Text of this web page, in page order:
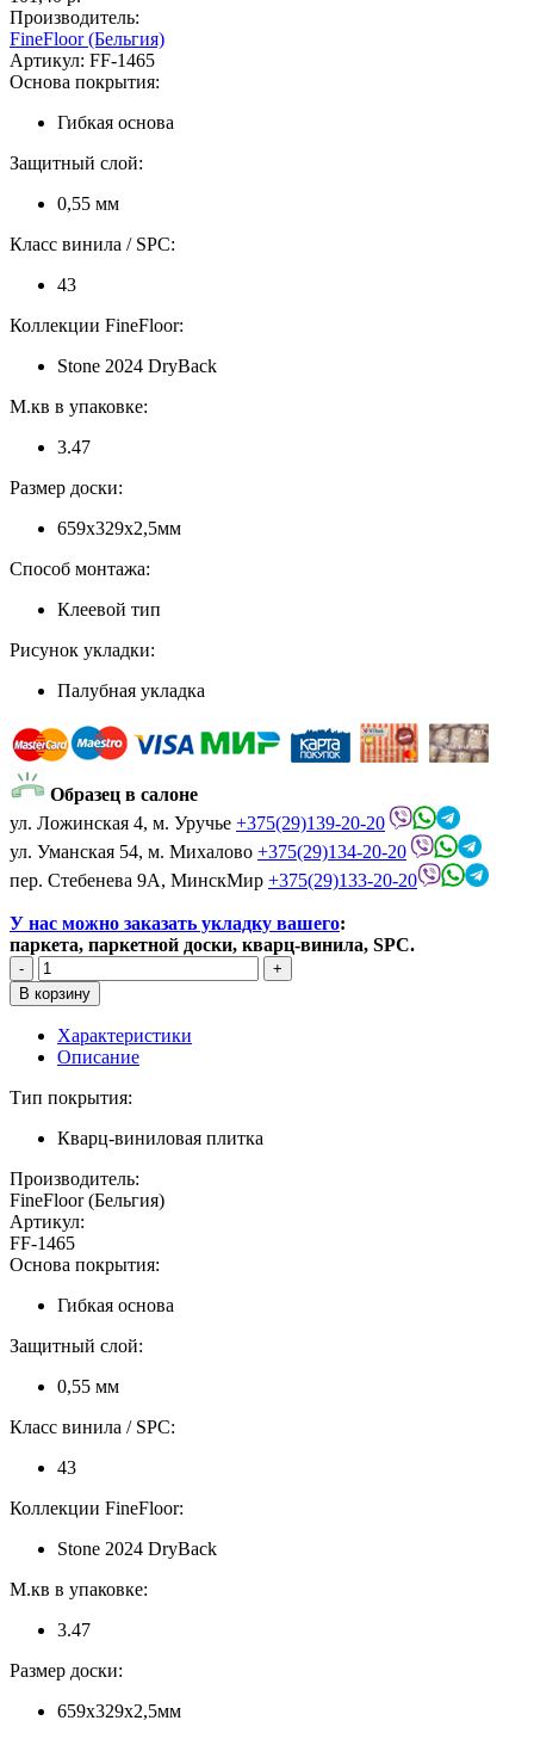
Производитель:
FineFloor (Бельгия)
Артикул: FF-1465
Основа покрытия:
Гибкая основа
Защитный слой:
0,55 мм
Класс винила / SPC:
43
Коллекции FineFloor:
Stone 2024 DryBack
М.кв в упаковке:
3.47
Размер доски:
659x329x2,5мм
Способ монтажа:
Клеевой тип
Рисунок укладки:
Палубная укладка
Образец в салоне
ул. Ложинская 4, м. Уручье +375(29)139-20-20
ул. Уманская 54, м. Михалово +375(29)134-20-20
пер. Стебенева 9А, МинскМир +375(29)133-20-20
У нас можно заказать укладку вашего:
паркета, паркетной доски, кварц-винила, SPC.
Характеристики
Описание
Тип покрытия:
Кварц-виниловая плитка
Производитель:
FineFloor (Бельгия)
Артикул:
FF-1465
Основа покрытия:
Гибкая основа
Защитный слой:
0,55 мм
Класс винила / SPC:
43
Коллекции FineFloor:
Stone 2024 DryBack
М.кв в упаковке:
3.47
Размер доски:
659x329x2,5мм